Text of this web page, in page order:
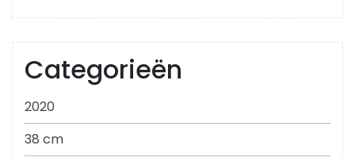
Categorieën
2020
38 cm